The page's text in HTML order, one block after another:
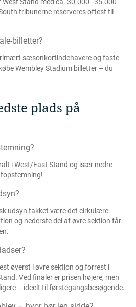
West Stand med ca. 30.000–35.000
tribunerne reserveres oftest til
billetter?
sæsonkortindehavere og faste
Wembley Stadium billetter – du
plads på
i West/East Stand og især nedre
udsyn takket være det cirkulære
og nederste del af øvre sektion får
øverst i øvre sektion og forrest i
Ved finaler er prisen højere, men
– ideelt til førstegangsbesøgende.